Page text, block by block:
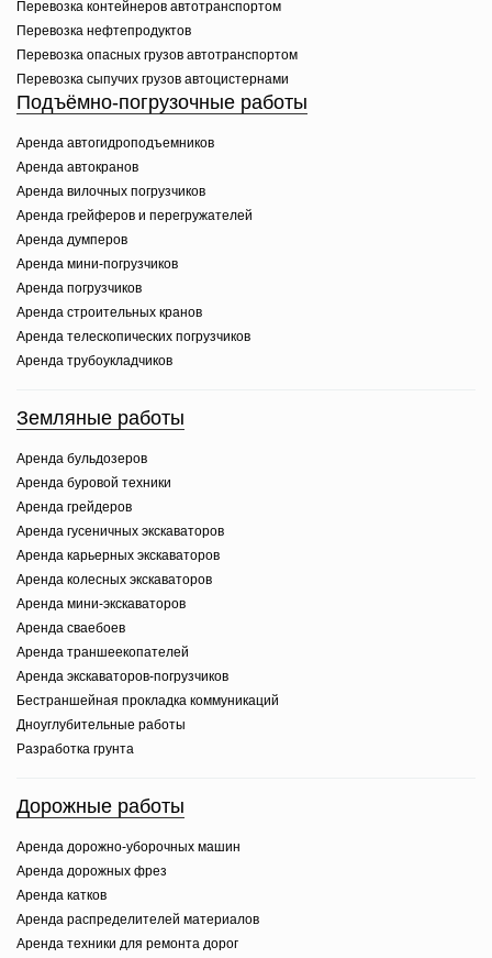
Перевозка контейнеров автотранспортом
Перевозка нефтепродуктов
Перевозка опасных грузов автотранспортом
Перевозка сыпучих грузов автоцистернами
Подъёмно-погрузочные работы
Аренда автогидроподъемников
Аренда автокранов
Аренда вилочных погрузчиков
Аренда грейферов и перегружателей
Аренда думперов
Аренда мини-погрузчиков
Аренда погрузчиков
Аренда строительных кранов
Аренда телескопических погрузчиков
Аренда трубоукладчиков
Земляные работы
Аренда бульдозеров
Аренда буровой техники
Аренда грейдеров
Аренда гусеничных экскаваторов
Аренда карьерных экскаваторов
Аренда колесных экскаваторов
Аренда мини-экскаваторов
Аренда сваебоев
Аренда траншеекопателей
Аренда экскаваторов-погрузчиков
Бестраншейная прокладка коммуникаций
Дноуглубительные работы
Разработка грунта
Дорожные работы
Аренда дорожно-уборочных машин
Аренда дорожных фрез
Аренда катков
Аренда распределителей материалов
Аренда техники для ремонта дорог